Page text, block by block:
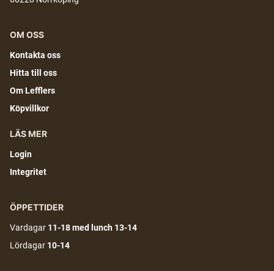
OM OSS
Kontakta oss
Hitta till oss
Om Lefflers
Köpvillkor
LÄS MER
Login
Integritet
ÖPPETTIDER
Vardagar 11-18med lunch 13-14
Lördagar 10-14